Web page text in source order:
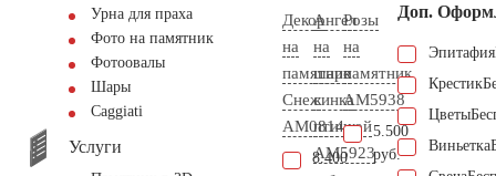
Урна для праха
Фото на памятник
Фотоовалы
Шары
Сaggiati
Услуги
Декор
на
памятник
Снежинка
AM0814
8.400
Ангел
на
шаре
с
птичкой
AM5923
Розы
на
памятник
AM5938
5.500
руб.
Доп.
Эпитафия
Крестик
Цветы
Виньетка